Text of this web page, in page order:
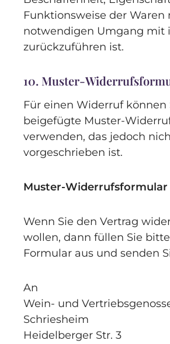
Funktionsweise der Waren
notwendigen Umgang mit
zurückzuführen ist.
10. Muster-
Für einen Widerruf können
beigefügte Muster-
verwenden, das jedoch
vorgeschrieben ist.
Muster-Widerrufsformular
Wenn Sie den Vertrag
wollen, dann füllen Sie
Formular aus und senden
An
Wein- und
Schriesheim
Heidelberger Str. 3